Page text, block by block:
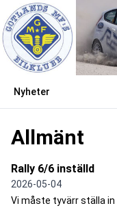
Nyheter
Allmänt
Rally 6/6 inställd
2026-05-04
Vi måste tyvärr ställa